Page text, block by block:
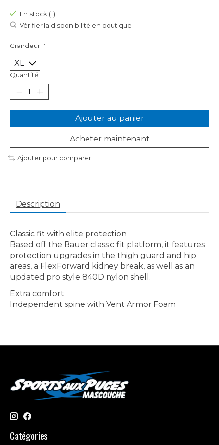
En stock (1)
Vérifier la disponibilité en boutique
Grandeur: *
Quantité :
Ajouter au panier
Acheter maintenant
Ajouter pour comparer
Description
Classic fit with elite protection
Based off the Bauer classic fit platform, it features
protection upgrades in the thigh guard and hip
areas, a FlexForward kidney break, as well as an
updated pro style 840D nylon shell.
Extra comfort
Independent spine with Vent Armor Foam
Catégories